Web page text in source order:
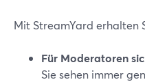
Mit StreamYard erhalten
Für Moderatoren
Sie sehen immer